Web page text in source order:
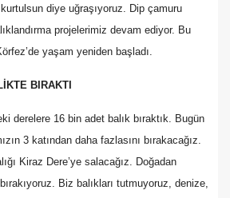
diye uğraşıyoruz. Dip çamuru
projelerimiz devam ediyor. Bu
yaşam yeniden başladı.
BIRAKTI
derelere 16 bin adet balık bıraktık. Bugün
3 katından daha fazlasını bırakacağız.
Kiraz Dere’ye salacağız. Doğadan
Biz balıkları tutmuyoruz, denize,